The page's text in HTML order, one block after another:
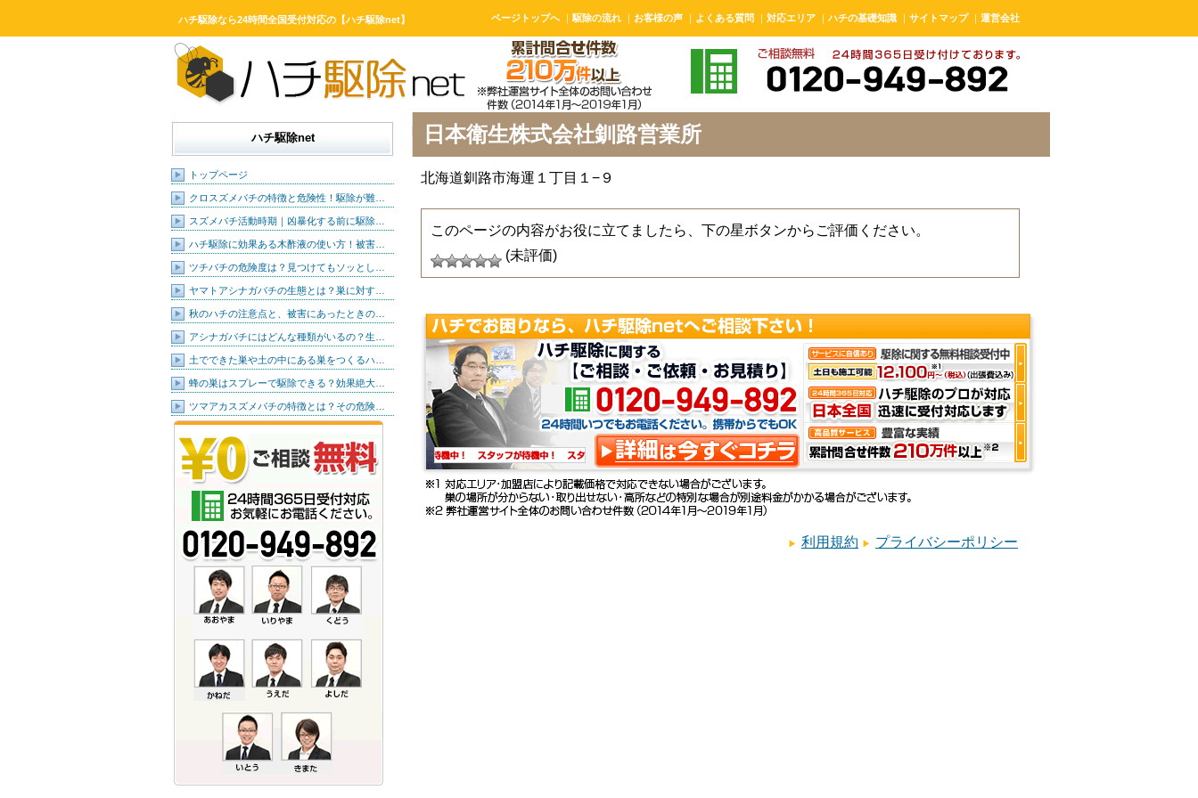
ハチ駆除なら24時間全国受付対応の【ハチ駆除net】 ページトップへ ｜ 駆除の流れ ｜ お客様の声 ｜ よくある質問 ｜ 対応エリア ｜ ハチの基礎知識 ｜ サイトマップ ｜ 運営会社
ハチ駆除net
トップページ
クロスズメバチの特徴と危険性！駆除が難…
スズメバチ活動時期｜凶暴化する前に駆除…
ハチ駆除に効果ある木酢液の使い方！被害…
ツチバチの危険度は？見つけてもソッとし…
ヤマトアシナガバチの生態とは？巣に対す…
秋のハチの注意点と、被害にあったときの…
アシナガバチにはどんな種類がいるの？生…
土でできた巣や土の中にある巣をつくるハ…
蜂の巣はスプレーで駆除できる？効果絶大…
ツマアカスズメバチの特徴とは？その危険…
日本衛生株式会社釧路営業所
北海道釧路市海運１丁目１−９
このページの内容がお役に立てましたら、下の星ボタンからご評価ください。
(未評価)
利用規約 プライバシーポリシー